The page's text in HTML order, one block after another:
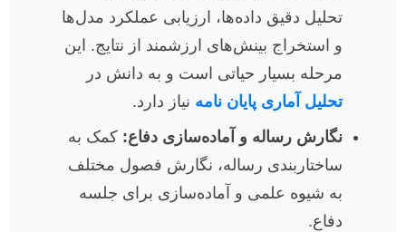
تحلیل دقیق داده‌ها، ارزیابی عملکرد مدل‌ها
و استخراج بینش‌های ارزشمند از نتایج. این
مرحله بسیار حیاتی است و به دانش در
تحلیل آماری پایان نامه نیاز دارد.
نگارش رساله و آماده‌سازی دفاع: کمک به
ساختاربندی رساله، نگارش فصول مختلف
به شیوه علمی و آماده‌سازی برای جلسه
دفاع.